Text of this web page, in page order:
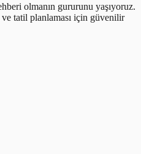
olmanın gururunu yaşıyoruz.
tatil planlaması için güvenilir